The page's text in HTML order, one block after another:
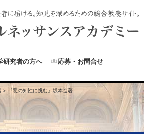
研究者の方へ 応募・お問合せ
> 『悪の知性に挑む』坂本進著